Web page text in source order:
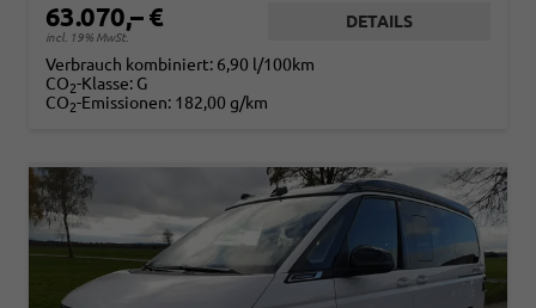
63.070,– €
incl. 19% MwSt.
DETAILS
Verbrauch kombiniert: 6,90 l/100km
CO2-Klasse: G
CO2-Emissionen: 182,00 g/km